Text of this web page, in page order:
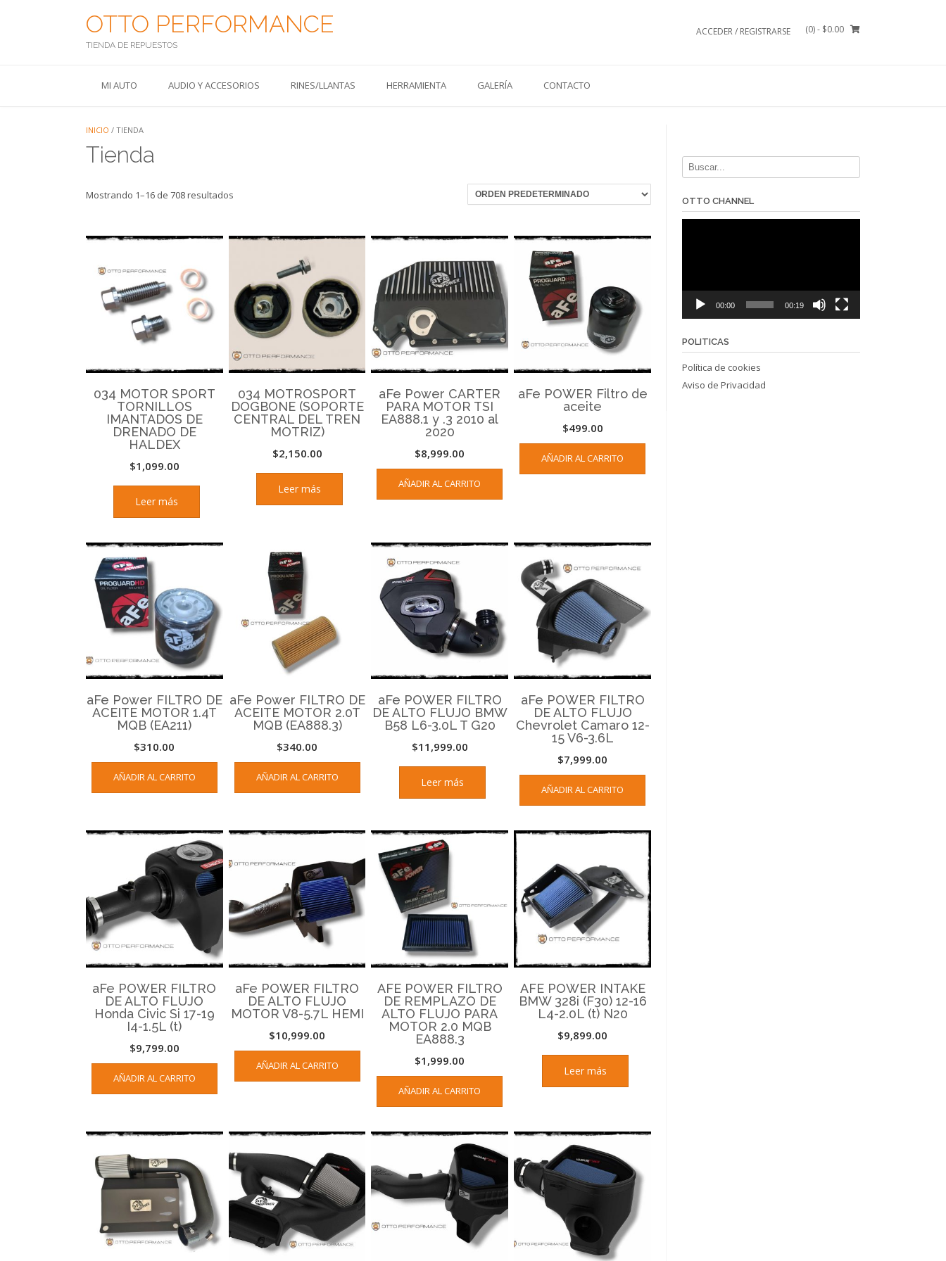
OTTO PERFORMANCE
TIENDA DE REPUESTOS
ACCEDER / REGISTRARSE (0)- $0.00
MI AUTO AUDIO Y ACCESORIOS RINES/LLANTAS HERRAMIENTA GALERÍA CONTACTO
INICIO / TIENDA
Tienda
Mostrando 1–16 de 708 resultados
034 MOTOR SPORT
TORNILLOS
IMANTADOS DE
DRENADO DE
HALDEX
$1,099.00
Leer más
034 MOTROSPORT
DOGBONE (SOPORTE
CENTRAL DEL TREN
MOTRIZ)
$2,150.00
Leer más
aFe Power CARTER
PARA MOTOR TSI
EA888.1 y .3 2010 al
2020
$8,999.00
AÑADIR AL CARRITO
aFe POWER Filtro de
aceite
$499.00
AÑADIR AL CARRITO
aFe Power FILTRO DE
ACEITE MOTOR 1.4T
MQB (EA211)
$310.00
AÑADIR AL CARRITO
aFe Power FILTRO DE
ACEITE MOTOR 2.0T
MQB (EA888.3)
$340.00
AÑADIR AL CARRITO
aFe POWER FILTRO
DE ALTO FLUJO BMW
B58 L6-3.0L T G20
$11,999.00
Leer más
aFe POWER FILTRO
DE ALTO FLUJO
Chevrolet Camaro 12-
15 V6-3.6L
$7,999.00
AÑADIR AL CARRITO
aFe POWER FILTRO
DE ALTO FLUJO
Honda Civic Si 17-19
I4-1.5L (t)
$9,799.00
AÑADIR AL CARRITO
aFe POWER FILTRO
DE ALTO FLUJO
MOTOR V8-5.7L HEMI
$10,999.00
AÑADIR AL CARRITO
AFE POWER FILTRO
DE REMPLAZO DE
ALTO FLUJO PARA
MOTOR 2.0 MQB
EA888.3
$1,999.00
AÑADIR AL CARRITO
AFE POWER INTAKE
BMW 328i (F30) 12-16
L4-2.0L (t) N20
$9,899.00
Leer más
OTTO CHANNEL
00:00 00:19
POLITICAS
Política de cookies
Aviso de Privacidad